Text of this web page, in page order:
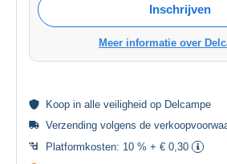
Inschrijven
Meer informatie over
Koop in alle veiligheid op Delcampe
Verzending volgens de
Platformkosten: 10 % + € 0,30